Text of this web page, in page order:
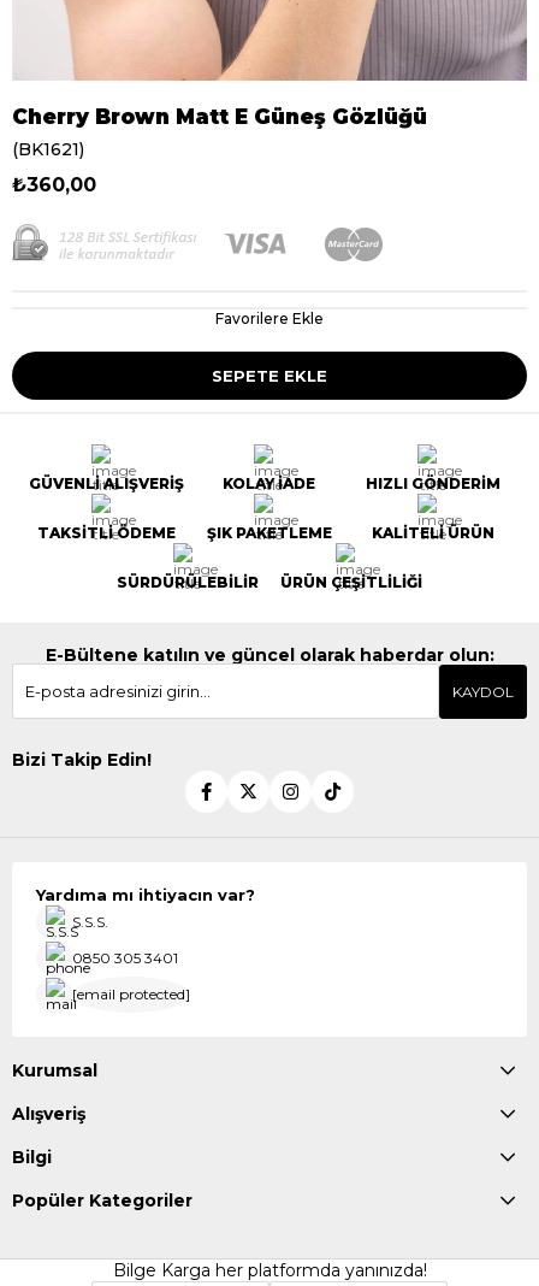
Cherry Brown Matt E Güneş Gözlüğü
(BK1621)
₺360,00
Favorilere Ekle
GÜVENLİ ALIŞVERİŞ KOLAY İADE HIZLI GÖNDERİM
TAKSİTLİ ÖDEME ŞIK PAKETLEME KALİTELİ ÜRÜN
SÜRDÜRÜLEBİLİR ÜRÜN ÇEŞİTLİLİĞİ
E-Bültene katılın ve güncel olarak haberdar olun:
KAYDOL
Bizi Takip Edin!
Yardıma mı ihtiyacın var?
S.S.S.
0850 305 3401
[email protected]
Kurumsal
Alışveriş
Bilgi
Popüler Kategoriler
Bilge Karga her platformda yanınızda!